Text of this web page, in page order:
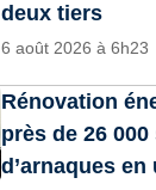
deux tiers
6 août 2026 à 6h23
Rénovation
près de 26
d’arnaques en